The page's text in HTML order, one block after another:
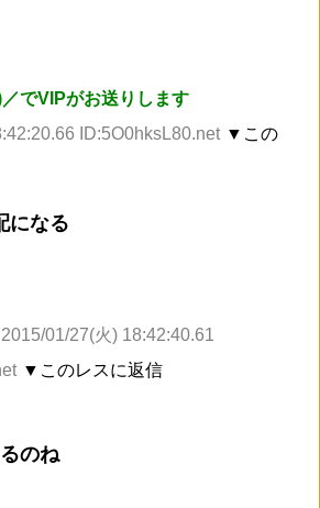
でVIPがお送りします
ID:5O0hksL80.net ▼この
になる
2015/01/27(火) 18:42:40.61
▼このレスに返信
のね